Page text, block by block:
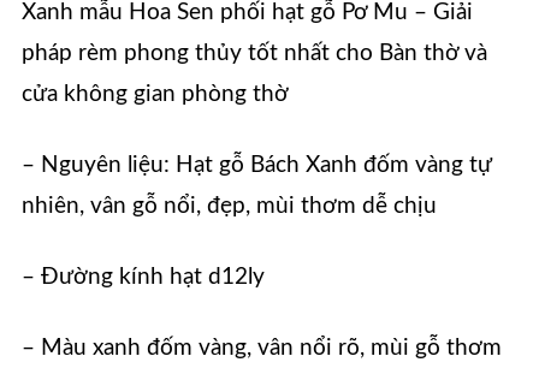
Xanh mẫu Hoa Sen phối hạt gỗ Pơ Mu – Giải
pháp rèm phong thủy tốt nhất cho Bàn thờ và
cửa không gian phòng thờ
– Nguyên liệu: Hạt gỗ Bách Xanh đốm vàng tự
nhiên, vân gỗ nổi, đẹp, mùi thơm dễ chịu
– Đường kính hạt d12ly
– Màu xanh đốm vàng, vân nổi rõ, mùi gỗ thơm